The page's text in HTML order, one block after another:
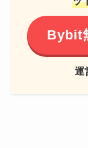
Bybit
運